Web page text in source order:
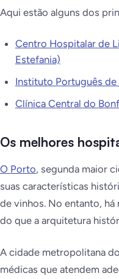
Aqui estão alguns dos
Centro Hospitalar de
Estefania)
Instituto Português
Clínica Central do
Os melhores
O Porto, segunda maior
suas características
de vinhos. No entanto, há
do que a arquitetura
A cidade metropolitana
médicas que atendem